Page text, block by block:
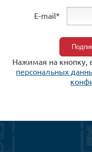
E-mail*
Нажимая на кнопку,
персональных